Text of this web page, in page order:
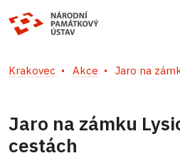
Krakovec Akce Jaro na
Jaro na zámku
cestách